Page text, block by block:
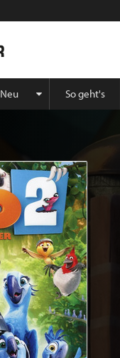
Neu So geht's